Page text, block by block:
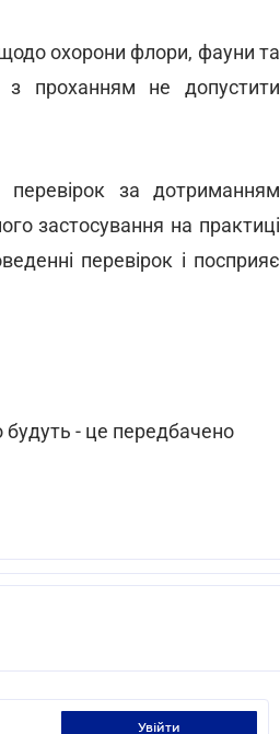
охорони флори, фауни та
з проханням не допустити
перевірок за дотриманням
застосування на практиці
перевірок і посприяє
- це передбачено
увійти